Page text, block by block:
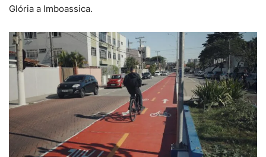
Glória a Imboassica.